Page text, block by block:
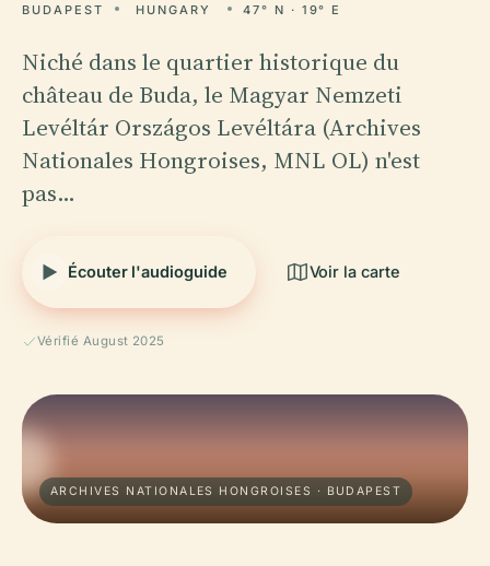
BUDAPEST HUNGARY 47° N · 19° E
Niché dans le quartier historique du
château de Buda, le Magyar Nemzeti
Levéltár Országos Levéltára (Archives
Nationales Hongroises, MNL OL) n'est
pas…
Écouter l'audioguide Voir la carte
Vérifié August 2025
ARCHIVES NATIONALES HONGROISES · BUDAPEST